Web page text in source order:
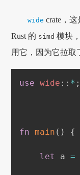
wide crate，
Rust 的 simd 模块
用它，因为它拉取
use wide :: * ;
fn main ( ) {
let a =